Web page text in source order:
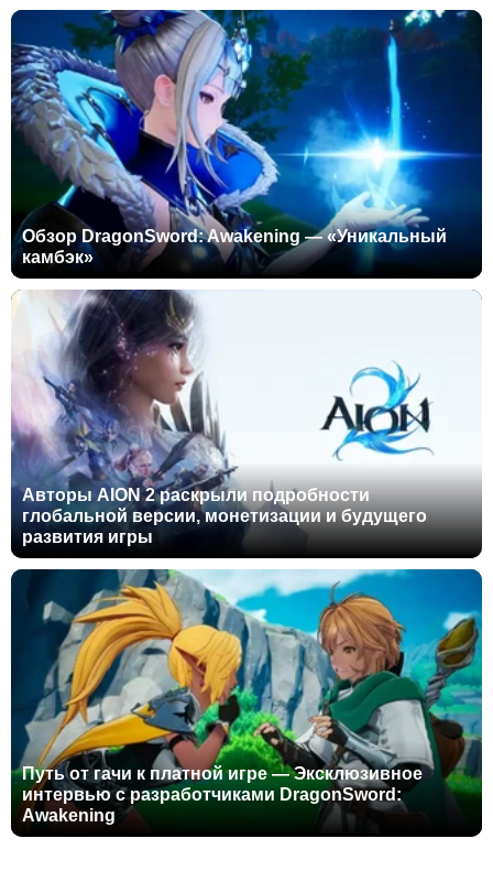
Обзор DragonSword: Awakening — «Уникальный
камбэк»
Авторы AION 2 раскрыли подробности
глобальной версии, монетизации и будущего
развития игры
Путь от гачи к платной игре — Эксклюзивное
интервью с разработчиками DragonSword:
Awakening